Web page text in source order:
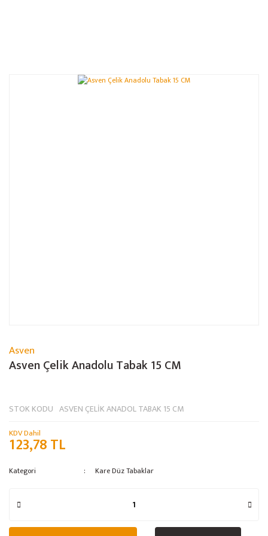
Asven
Asven Çelik Anadolu Tabak 15 CM
STOK KODU ASVEN ÇELİK ANADOL TABAK 15 CM
KDV Dahil
123,78 TL
Kategori Kare Düz Tabaklar